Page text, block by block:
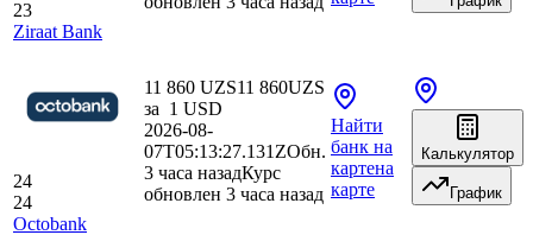
23
Ziraat Bank
24
24
Octobank
11 860 UZS11 860UZS
за 1 USD
2026-08-
07T05:13:27.131ZОбн.
3 часа назадКурс
обновлен 3 часа назад
Найти
банк на
картена
карте
Калькулятор
График